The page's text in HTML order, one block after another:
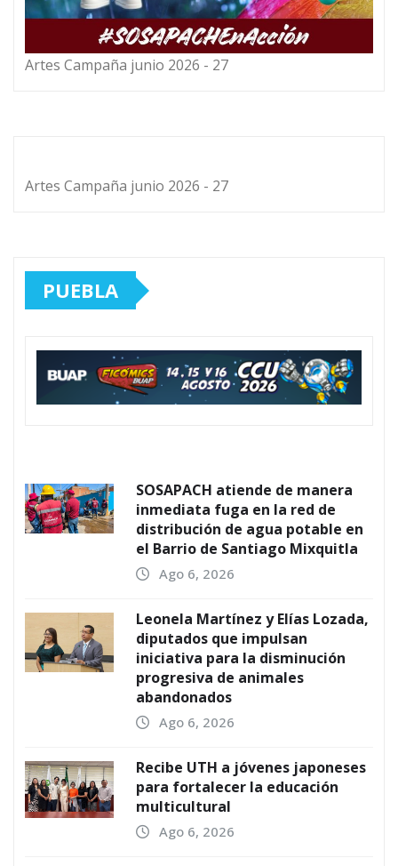
Artes Campaña junio 2026 - 27
Artes Campaña junio 2026 - 27
PUEBLA
SOSAPACH atiende de manera
inmediata fuga en la red de
distribución de agua potable en
el Barrio de Santiago Mixquitla
Ago 6, 2026
Leonela Martínez y Elías Lozada,
diputados que impulsan
iniciativa para la disminución
progresiva de animales
abandonados
Ago 6, 2026
Recibe UTH a jóvenes japoneses
para fortalecer la educación
multicultural
Ago 6, 2026